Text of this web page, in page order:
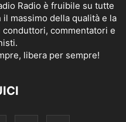
Radio è fruibile su tutte
massimo della qualità e la
commentatori e
libera per sempre!